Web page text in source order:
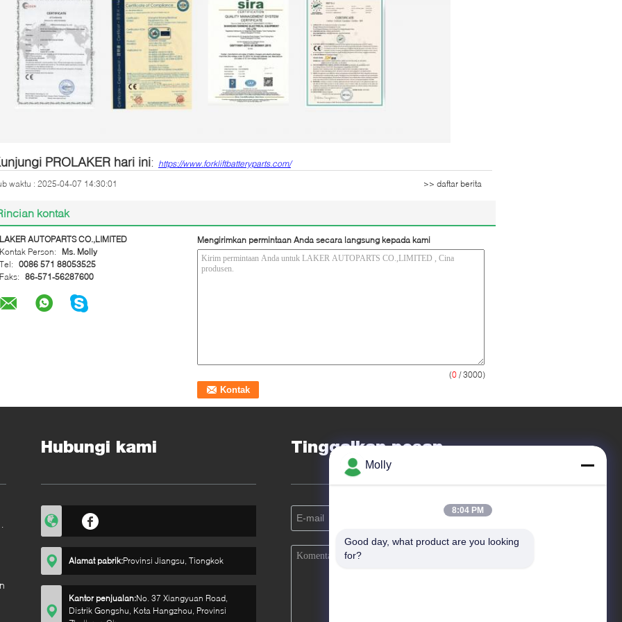
PROLAKER hari ini: https://www.forkliftbatteryparts.com/
waktu : 2025-04-07 14:30:01
>> daftar berita
kontak
LAKER AUTOPARTS CO.,LIMITED
Kontak Person:
Ms. Molly
Tel: 0086 571 88053525
Faks: 86-571-56287600
Mengirimkan permintaan Anda secara langsung kepada kami
(0 / 3000)
Hubungi kami
Alamat pabrik:Provinsi Jiangsu, Tiongkok
Kantor penjualan:No. 37 Xiangyuan Road,
Distrik Gongshu, Kota Hangzhou, Provinsi
Tinggalkan pesan
Molly
8:04 PM
Good day, what product are you looking
for?